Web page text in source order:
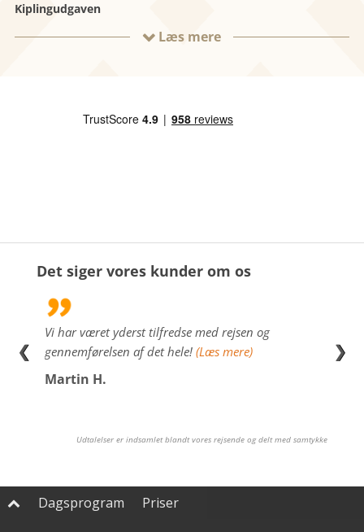
Kiplingudgaven
 Læs mere
Det siger vores kunder om os
Vi har været yderst tilfredse med rejsen og
gennemførelsen af det hele! (Læs mere)
Martin H.
(Læs
❮ ❯
Udtalelser er indsamlet blandt vores rejsende og delt med samtykke
 Dagsprogram Priser